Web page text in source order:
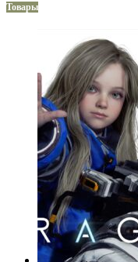
Товары